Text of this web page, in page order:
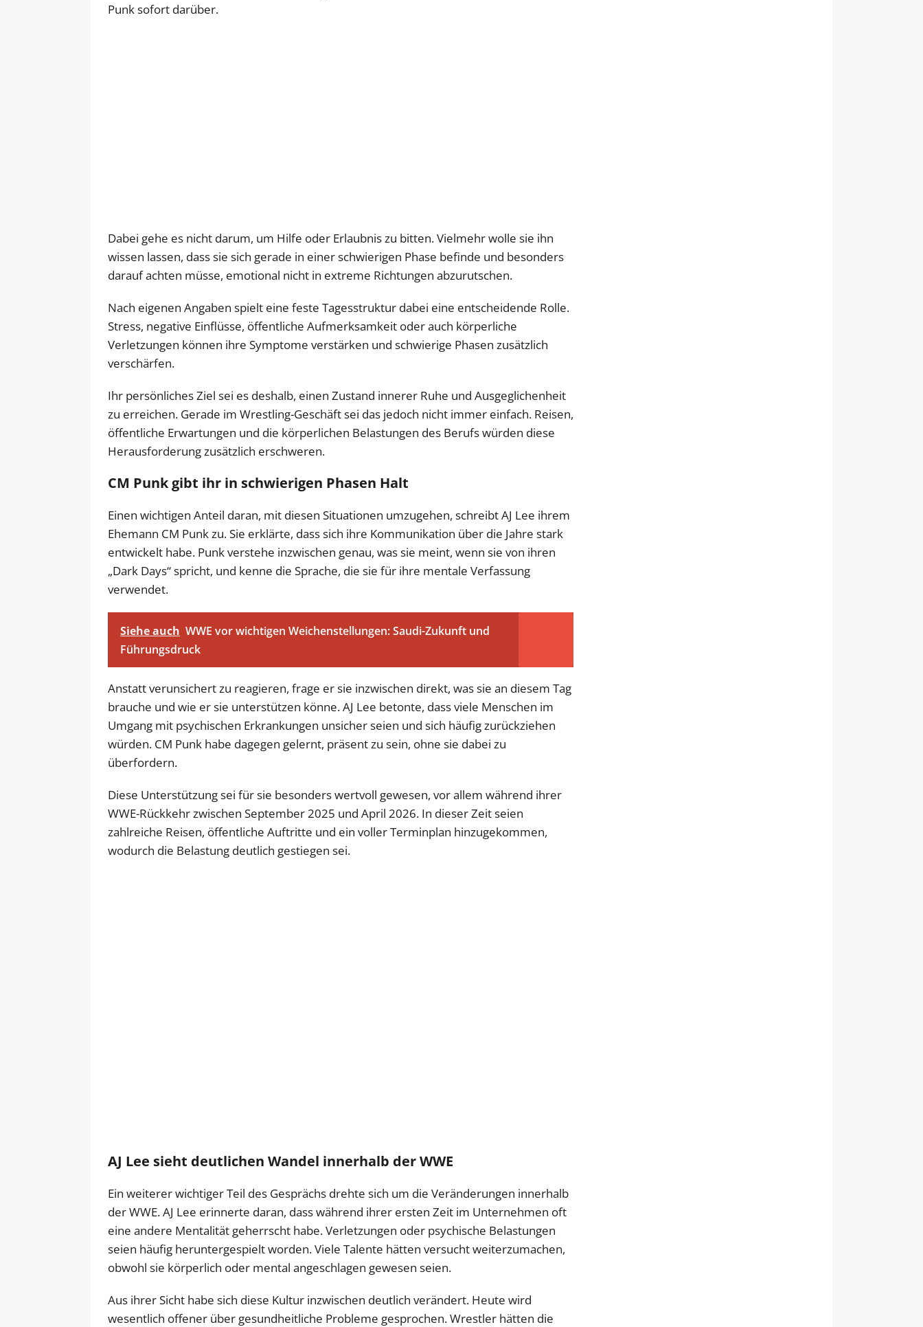
Punk sofort darüber.
Dabei gehe es nicht darum, um Hilfe oder Erlaubnis zu bitten. Vielmehr wolle sie ihn
wissen lassen, dass sie sich gerade in einer schwierigen Phase befinde und besonders
darauf achten müsse, emotional nicht in extreme Richtungen abzurutschen.
Nach eigenen Angaben spielt eine feste Tagesstruktur dabei eine entscheidende Rolle.
Stress, negative Einflüsse, öffentliche Aufmerksamkeit oder auch körperliche
Verletzungen können ihre Symptome verstärken und schwierige Phasen zusätzlich
verschärfen.
Ihr persönliches Ziel sei es deshalb, einen Zustand innerer Ruhe und Ausgeglichenheit
zu erreichen. Gerade im Wrestling-Geschäft sei das jedoch nicht immer einfach. Reisen,
öffentliche Erwartungen und die körperlichen Belastungen des Berufs würden diese
Herausforderung zusätzlich erschweren.
CM Punk gibt ihr in schwierigen Phasen Halt
Einen wichtigen Anteil daran, mit diesen Situationen umzugehen, schreibt AJ Lee ihrem
Ehemann CM Punk zu. Sie erklärte, dass sich ihre Kommunikation über die Jahre stark
entwickelt habe. Punk verstehe inzwischen genau, was sie meint, wenn sie von ihren
„Dark Days“ spricht, und kenne die Sprache, die sie für ihre mentale Verfassung
verwendet.
Siehe auch WWE vor wichtigen Weichenstellungen: Saudi-Zukunft und
Führungsdruck
Anstatt verunsichert zu reagieren, frage er sie inzwischen direkt, was sie an diesem Tag
brauche und wie er sie unterstützen könne. AJ Lee betonte, dass viele Menschen im
Umgang mit psychischen Erkrankungen unsicher seien und sich häufig zurückziehen
würden. CM Punk habe dagegen gelernt, präsent zu sein, ohne sie dabei zu
überfordern.
Diese Unterstützung sei für sie besonders wertvoll gewesen, vor allem während ihrer
WWE-Rückkehr zwischen September 2025 und April 2026. In dieser Zeit seien
zahlreiche Reisen, öffentliche Auftritte und ein voller Terminplan hinzugekommen,
wodurch die Belastung deutlich gestiegen sei.
AJ Lee sieht deutlichen Wandel innerhalb der WWE
Ein weiterer wichtiger Teil des Gesprächs drehte sich um die Veränderungen innerhalb
der WWE. AJ Lee erinnerte daran, dass während ihrer ersten Zeit im Unternehmen oft
eine andere Mentalität geherrscht habe. Verletzungen oder psychische Belastungen
seien häufig heruntergespielt worden. Viele Talente hätten versucht weiterzumachen,
obwohl sie körperlich oder mental angeschlagen gewesen seien.
Aus ihrer Sicht habe sich diese Kultur inzwischen deutlich verändert. Heute wird
wesentlich offener über gesundheitliche Probleme gesprochen. Wrestler hätten die